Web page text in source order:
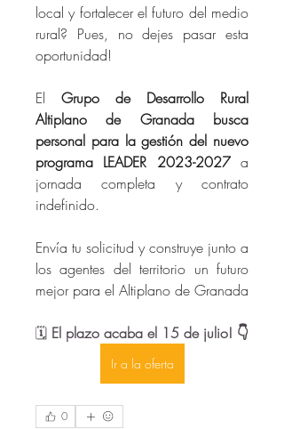
local y fortalecer el futuro del medio
rural? Pues, no dejes pasar esta
oportunidad!
El Grupo de Desarrollo Rural
Altiplano de Granada busca
personal para la gestión del nuevo
programa LEADER 2023-2027 a
jornada completa y contrato
indefinido.
Envía tu solicitud y construye junto a
los agentes del territorio un futuro
mejor para el Altiplano de Granada
🗓️ El plazo acaba el 15 de julio! 👇
Ir a la oferta
0